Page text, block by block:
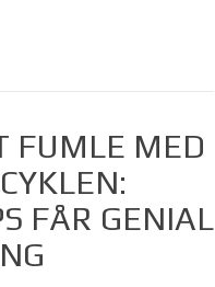
FUMLE MED
FÅR GENIAL